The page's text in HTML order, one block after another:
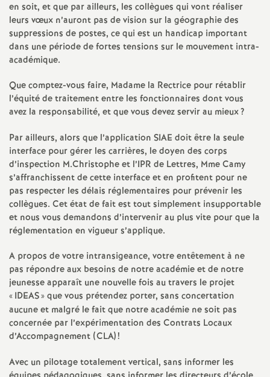
n
s
e
i
g
n
e
e
n
t
s
en soit, et que par ailleurs, les collègues qui vont réaliser
leurs vœux n’auront pas de vision sur la géographie des
suppressions de postes, ce qui est un handicap important
dans une période de fortes tensions sur le mouvement intra-
académique.
Que comptez-vous faire, Madame la Rectrice pour rétablir
l’équité de traitement entre les fonctionnaires dont vous
avez la responsabilité, et que vous devez servir au mieux?
Par ailleurs, alors que l’application SIAE doit être la seule
interface pour gérer les carrières, le doyen des corps
d’inspection M.Christophe et l’IPR de Lettres, Mme Camy
s’affranchissent de cette interface et en profitent pour ne
pas respecter les délais réglementaires pour prévenir les
collègues. Cet état de fait est tout simplement insupportable
et nous vous demandons d’intervenir au plus vite pour que la
réglementation en vigueur s’applique.
A propos de votre intransigeance, votre entêtement à ne
pas répondre aux besoins de notre académie et de notre
jeunesse apparaît une nouvelle fois au travers le projet
«IDEAS» que vous prétendez porter, sans concertation
aucune et malgré le fait que notre académie ne soit pas
concernée par l’expérimentation des Contrats Locaux
d’Accompagnement (CLA)!
Avec un pilotage totalement vertical, sans informer les